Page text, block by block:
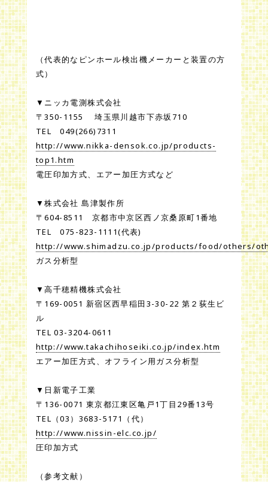
（代表的なピンホール検出機メーカーと装置の方
式）
▼ニッカ電測株式会社
〒350-1155 埼玉県川越市下赤坂710
TEL 049(266)7311
http://www.nikka-densok.co.jp/products-
top1.htm
電圧印加方式、エアー加圧方式など
▼株式会社 島津製作所
〒604-8511 京都市中京区西ノ京桑原町1番地
TEL 075-823-1111(代表)
http://www.shimadzu.co.jp/products/food/others/
ガス分析型
▼高千穂精機株式会社
〒169-0051 新宿区西早稲田3-30-22 第２荻生ビ
ル
TEL 03-3204-0611
http://www.takachihoseiki.co.jp/index.htm
エアー加圧方式、オフライン用ガス分析型
▼日新電子工業
〒136-0071 東京都江東区亀戸1丁目29番13号
TEL（03）3683-5171（代）
http://www.nissin-elc.co.jp/
圧印加方式
（参考文献）